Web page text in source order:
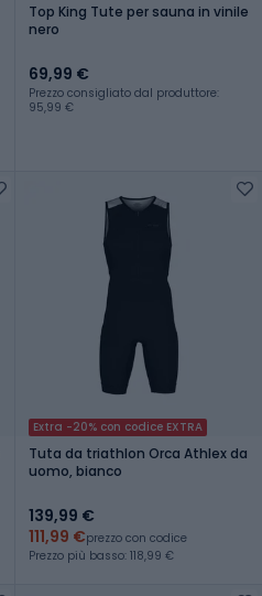
Top King Tute per sauna in vinile
nero
69,99 €
Prezzo consigliato dal produttore:
95,99 €
Extra -20% con codice EXTRA
Tuta da triathlon Orca Athlex da
uomo, bianco
139,99 €
111,99 €prezzo con codice
Prezzo più basso: 118,99 €